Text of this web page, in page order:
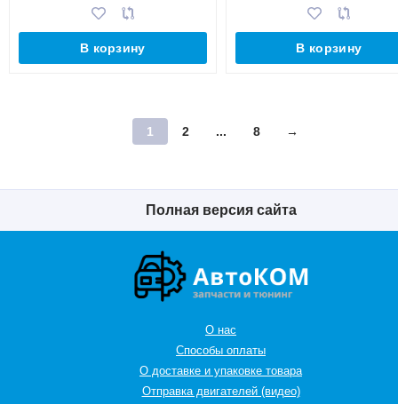
В корзину В корзину
1 2 ... 8 →
Полная версия сайта
О нас
Способы оплаты
О доставке и упаковке товара
Отправка двигателей (видео)